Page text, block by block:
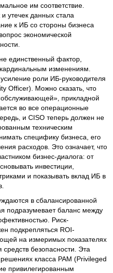
им соответствие.
и утечек данных стала
к ИБ со стороны бизнеса
экономической
единственный фактор,
изменениям.
роли ИБ-руководителя
Officer). Можно сказать, что
прикладной
во все операционные
и CISO теперь должен не
техническим
специфику бизнеса, его
расходов. Это означает, что
бизнес-диалога: от
инвестиции,
и показывать вклад ИБ в
в сбалансированной
подразумевает баланс между
Риск-
подкрепляться ROI-
на измеримых показателях
безопасности. Эта
класса PAM (Privileged
привилегированным